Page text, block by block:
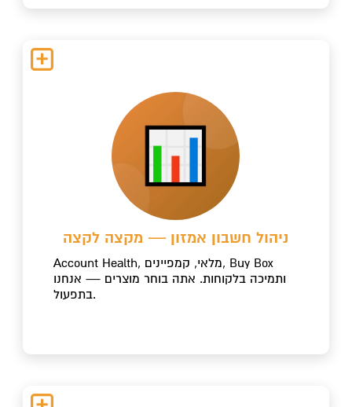
ניהול חשבון אמזון — מקצה לקצה
Account Health, מלאי, קמפיינים, Buy Box
ותמיכה בלקוחות. אתה בוחר מוצרים — אנחנו
בתפעול.